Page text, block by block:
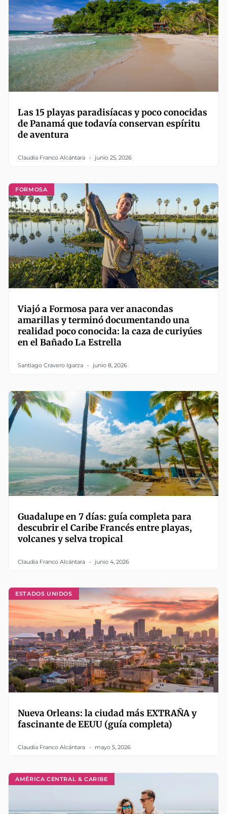
Las 15 playas paradisíacas y poco conocidas
de Panamá que todavía conservan espíritu
de aventura
Claudia Franco Alcántara junio 25, 2026
FORMOSA
Viajó a Formosa para ver anacondas
amarillas y terminó documentando una
realidad poco conocida: la caza de curiyúes
en el Bañado La Estrella
Santiago Cravero Igarza junio 8, 2026
Guadalupe en 7 días: guía completa para
descubrir el Caribe Francés entre playas,
volcanes y selva tropical
Claudia Franco Alcántara junio 4, 2026
ESTADOS UNIDOS
Nueva Orleans: la ciudad más EXTRAÑA y
fascinante de EEUU (guía completa)
Claudia Franco Alcántara mayo 5, 2026
AMÉRICA CENTRAL & CARIBE